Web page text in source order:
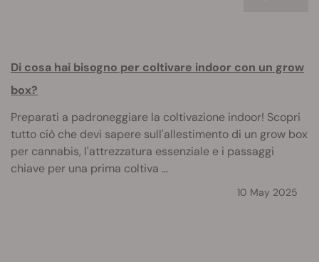
Di cosa hai bisogno per coltivare indoor con un grow
box?
Preparati a padroneggiare la coltivazione indoor! Scopri
tutto ciò che devi sapere sull'allestimento di un grow box
per cannabis, l'attrezzatura essenziale e i passaggi
chiave per una prima coltiva ...
10 May 2025